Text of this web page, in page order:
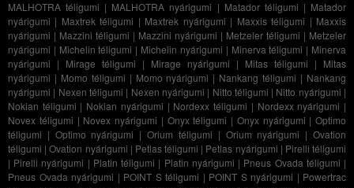
MALHOTRA téligumi | MALHOTRA nyárigumi | Matador téligumi | Matador
nyárigumi | Maxtrek téligumi | Maxtrek nyárigumi | Maxxis téligumi | Maxxis
nyárigumi | Mazzini téligumi | Mazzini nyárigumi | Metzeler téligumi | Metzeler
nyárigumi | Michelin téligumi | Michelin nyárigumi | Minerva téligumi | Minerva
nyárigumi | Mirage téligumi | Mirage nyárigumi | Mitas téligumi | Mitas
nyárigumi | Momo téligumi | Momo nyárigumi | Nankang téligumi | Nankang
nyárigumi | Nexen téligumi | Nexen nyárigumi | Nitto téligumi | Nitto nyárigumi |
Nokian téligumi | Nokian nyárigumi | Nordexx téligumi | Nordexx nyárigumi |
Novex téligumi | Novex nyárigumi | Onyx téligumi | Onyx nyárigumi | Optimo
téligumi | Optimo nyárigumi |Orium téligumi | Orium nyárigumi |Ovation
téligumi |Ovation nyárigumi | Petlas téligumi | Petlas nyárigumi | Pirelli téligumi
| Pirelli nyárigumi | Platin téligumi | Platin nyárigumi | Pneus Ovada téligumi |
Pneus Ovada nyárigumi | POINT S téligumi | POINT S nyárigumi | Powertrac